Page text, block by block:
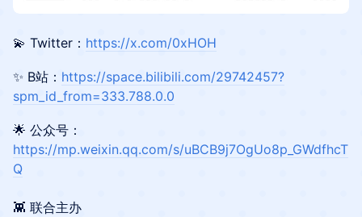
💫 Twitter： https://x.com/0xHOH
​✨ B站： https://space.bilibili.com/29742457?
spm_id_from=333.788.0.0
​🌟 公众号：
https://mp.weixin.qq.com/s/uBCB9j7OgUo8p_GWdfhcT
Q
👾 联合主办